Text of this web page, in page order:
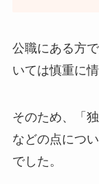
公職にある方
いては慎重に
そのため、「
などの点につ
でした。